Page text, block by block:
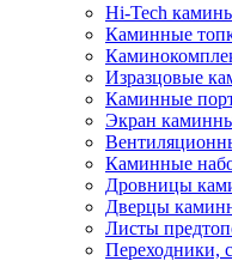
Hi-Tech
Каминные
Изразцовые
Каминные
Экран
Каминные
Дровницы
Дверцы
Листы
Переходники,